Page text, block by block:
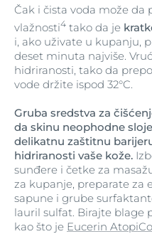
Čak i čista voda može da
vlažnosti4 tako da je
i, ako uživate u kupanju,
deset minuta najviše.
hidriranosti, tako da
vode držite ispod 32°C.
Gruba sredstva za
da skinu neophodne
delikatnu zaštitnu
hidriranosti vaše kože.
sunđere i četke za
za kupanje, preparate za
sapune i grube
lauril sulfat. Birajte blage
kao što je Eucerin